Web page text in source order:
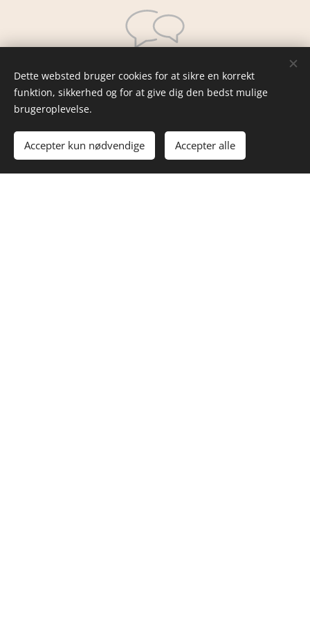
Kontakt mig
Jeanette´s Private Pasningsordning
Nylandsvej 9,Bangsbostrand,9900
Dette websted bruger cookies for at sikre en korrekt
funktion, sikkerhed og for at give dig den bedst mulige
brugeroplevelse.
Accepter kun nødvendige Accepter alle